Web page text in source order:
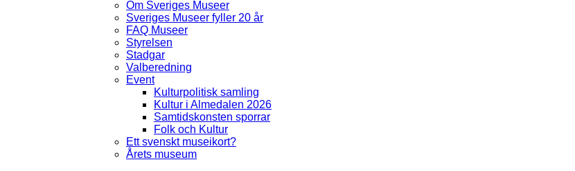
Om Sveriges Museer
Sveriges Museer fyller 20 år
FAQ Museer
Styrelsen
Stadgar
Valberedning
Event
Kulturpolitisk samling
Kultur i Almedalen 2026
Samtidskonsten sporrar
Folk och Kultur
Ett svenskt museikort?
Årets museum